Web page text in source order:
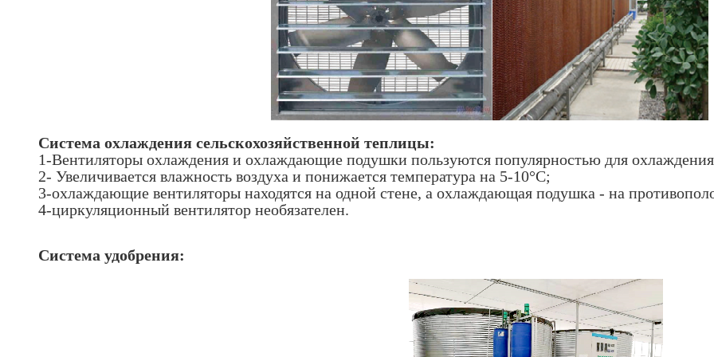
Система охлаждения сельскохозяйственной теплицы:
1-Вентиляторы охлаждения и охлаждающие подушки пользуются популярностью для
2- Увеличивается влажность воздуха и понижается температура на 5-10°C;
3-охлаждающие вентиляторы находятся на одной стене, а охлаждающая подушка - на
4-циркуляционный вентилятор необязателен.
Система удобрения: